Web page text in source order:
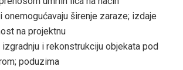
onemogućavaju širenje zaraze; izdaje
na projektnu
i rekonstrukciju objekata pod
poduzima